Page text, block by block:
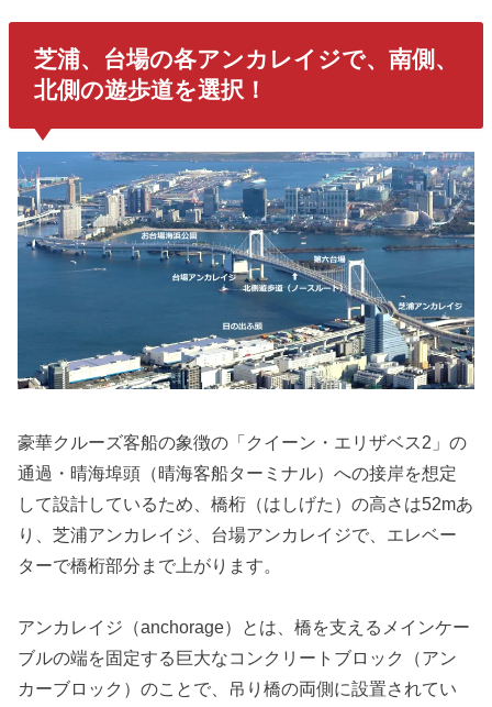
芝浦、台場の各アンカレイジで、南側、
北側の遊歩道を選択！
豪華クルーズ客船の象徴の「クイーン・エリザベス2」の
通過・晴海埠頭（晴海客船ターミナル）への接岸を想定
して設計しているため、橋桁（はしげた）の高さは52mあ
り、芝浦アンカレイジ、台場アンカレイジで、エレベー
ターで橋桁部分まで上がります。
アンカレイジ（anchorage）とは、橋を支えるメインケー
ブルの端を固定する巨大なコンクリートブロック（アン
カーブロック）のことで、吊り橋の両側に設置されてい